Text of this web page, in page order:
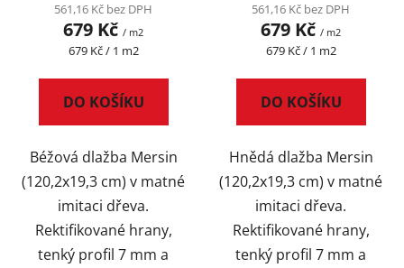
561,16 Kč bez DPH
679 Kč / m2
Měrná
679 Kč / 1 m2
DO KOŠÍKU
Béžová dlažba Mersin
(120,2x19,3 cm) v matné
imitaci dřeva.
Rektifikované hrany,
tenký profil 7 mm a
561,16 Kč bez DPH
679 Kč / m2
Měrná
679 Kč / 1 m2
DO KOŠÍKU
Hnědá dlažba Mersin
(120,2x19,3 cm) v matné
imitaci dřeva.
Rektifikované hrany,
tenký profil 7 mm a